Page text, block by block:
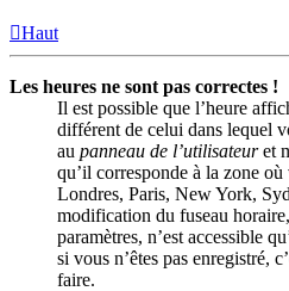
Haut
Les heures ne sont pas correctes !
Il est possible que l’heure
différent de celui dans lequel
au panneau de l’utilisateuret
qu’il corresponde à la zone
Londres, Paris, New York,
modification du fuseau
paramètres, n’est accessible
si vous n’êtes pas enregistré,
faire.